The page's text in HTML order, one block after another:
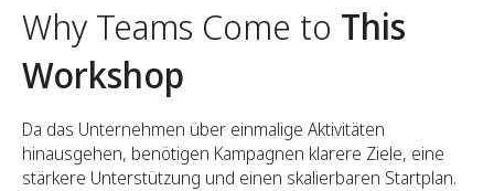
Why Teams Come to This
Workshop
Da das Unternehmen über einmalige Aktivitäten
hinausgehen, benötigen Kampagnen klarere Ziele, eine
stärkere Unterstützung und einen skalierbaren Startplan.